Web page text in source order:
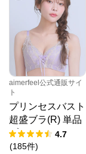
aimerfeel公式通販サイ
ト
プリンセスバスト
超盛ブラ(R) 単品
ブラジャー4.7
(185件)